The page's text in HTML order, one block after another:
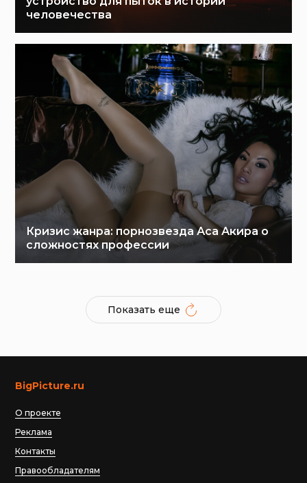
человечества
Кризис жанра: порнозвезда Аса Акира о
сложностях профессии
Показать еще
BigPicture.ru
О проекте
Реклама
Контакты
Правообладателям